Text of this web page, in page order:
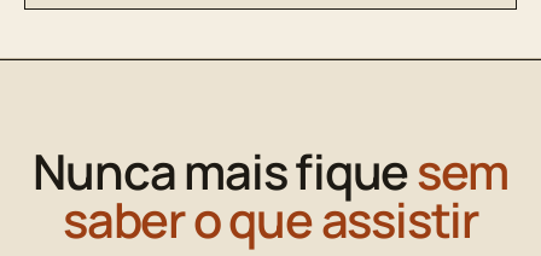
Nunca mais fiquesem
saber o que assistir